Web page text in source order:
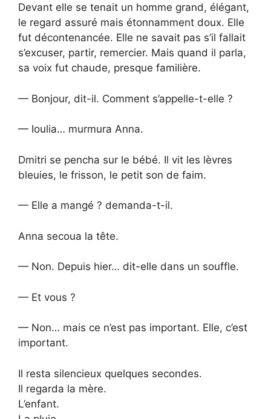
Devant elle se tenait un homme grand, élégant,
le regard assuré mais étonnamment doux. Elle
fut décontenancée. Elle ne savait pas s’il fallait
s’excuser, partir, remercier. Mais quand il parla,
sa voix fut chaude, presque familière.
— Bonjour, dit-il. Comment s’appelle-t-elle ?
— Ioulia… murmura Anna.
Dmitri se pencha sur le bébé. Il vit les lèvres
bleuies, le frisson, le petit son de faim.
— Elle a mangé ? demanda-t-il.
Anna secoua la tête.
— Non. Depuis hier… dit-elle dans un souffle.
— Et vous ?
— Non… mais ce n’est pas important. Elle, c’est
important.
Il resta silencieux quelques secondes.
Il regarda la mère.
L’enfant.